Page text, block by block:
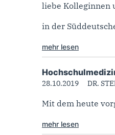
liebe Kolleginnen
in der
mehr lesen
28.10.2019 DR.
Mit dem heute
mehr lesen